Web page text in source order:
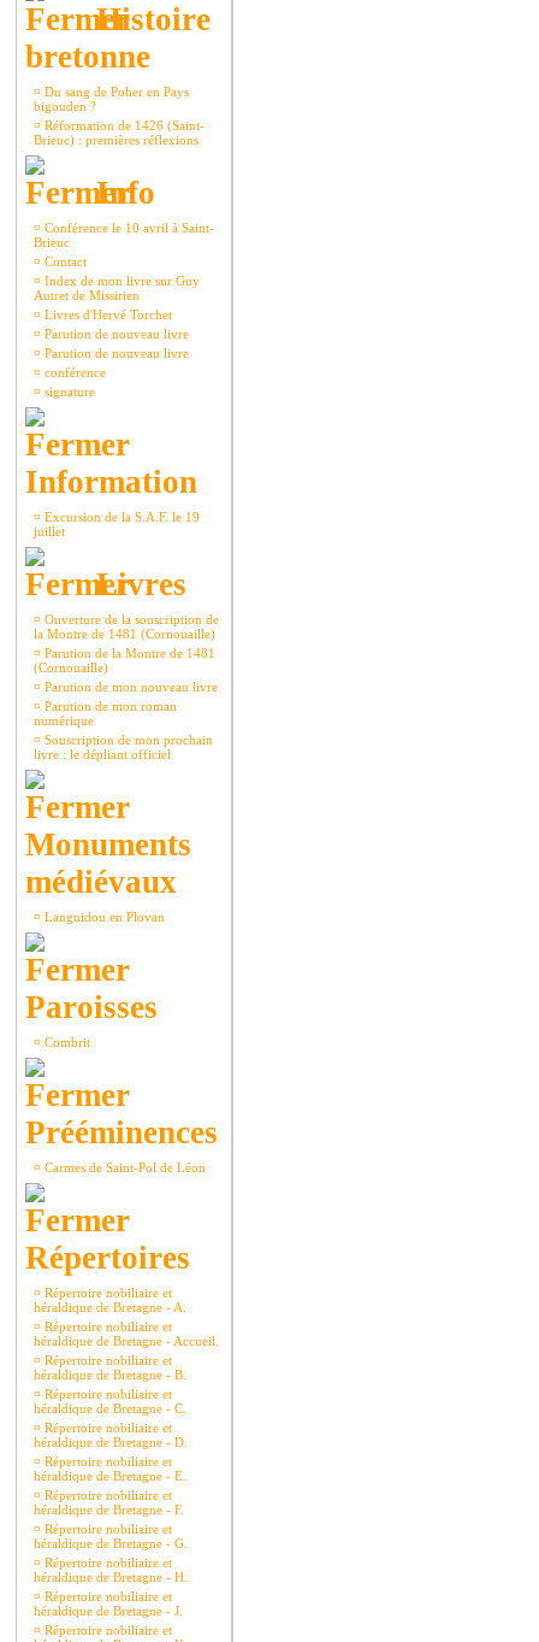
Histoire
bretonne
¤ Du sang de Poher en Pays
bigouden ?
¤ Réformation de 1426 (Saint-
Brieuc) : premières réflexions
Info
¤ Conférence le 10 avril à Saint-
Brieuc
¤ Contact
¤ Index de mon livre sur Guy
Autret de Missirien
¤ Livres d'Hervé Torchet
¤ Parution de nouveau livre
¤ Parution de nouveau livre
¤ conférence
¤ signature
Information
¤ Excursion de la S.A.F. le 19
juillet
Livres
¤ Ouverture de la souscription de
la Montre de 1481 (Cornouaille)
¤ Parution de la Montre de 1481
(Cornouaille)
¤ Parution de mon nouveau livre
¤ Parution de mon roman
numérique
¤ Souscription de mon prochain
livre : le dépliant officiel
Monuments
médiévaux
¤ Languidou en Plovan
Paroisses
¤ Combrit
Prééminences
¤ Carmes de Saint-Pol de Léon
Répertoires
¤ Répertoire nobiliaire et
héraldique de Bretagne - A.
¤ Répertoire nobiliaire et
héraldique de Bretagne - Accueil.
¤ Répertoire nobiliaire et
héraldique de Bretagne - B.
¤ Répertoire nobiliaire et
héraldique de Bretagne - C.
¤ Répertoire nobiliaire et
héraldique de Bretagne - D.
¤ Répertoire nobiliaire et
héraldique de Bretagne - E.
¤ Répertoire nobiliaire et
héraldique de Bretagne - F.
¤ Répertoire nobiliaire et
héraldique de Bretagne - G.
¤ Répertoire nobiliaire et
héraldique de Bretagne - H.
¤ Répertoire nobiliaire et
héraldique de Bretagne - J.
¤ Répertoire nobiliaire et